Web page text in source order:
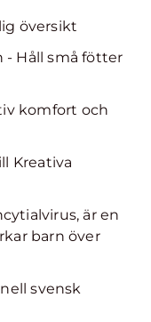
översikt
- Håll små fötter
komfort och
Kreativa
är en
barn över
svensk